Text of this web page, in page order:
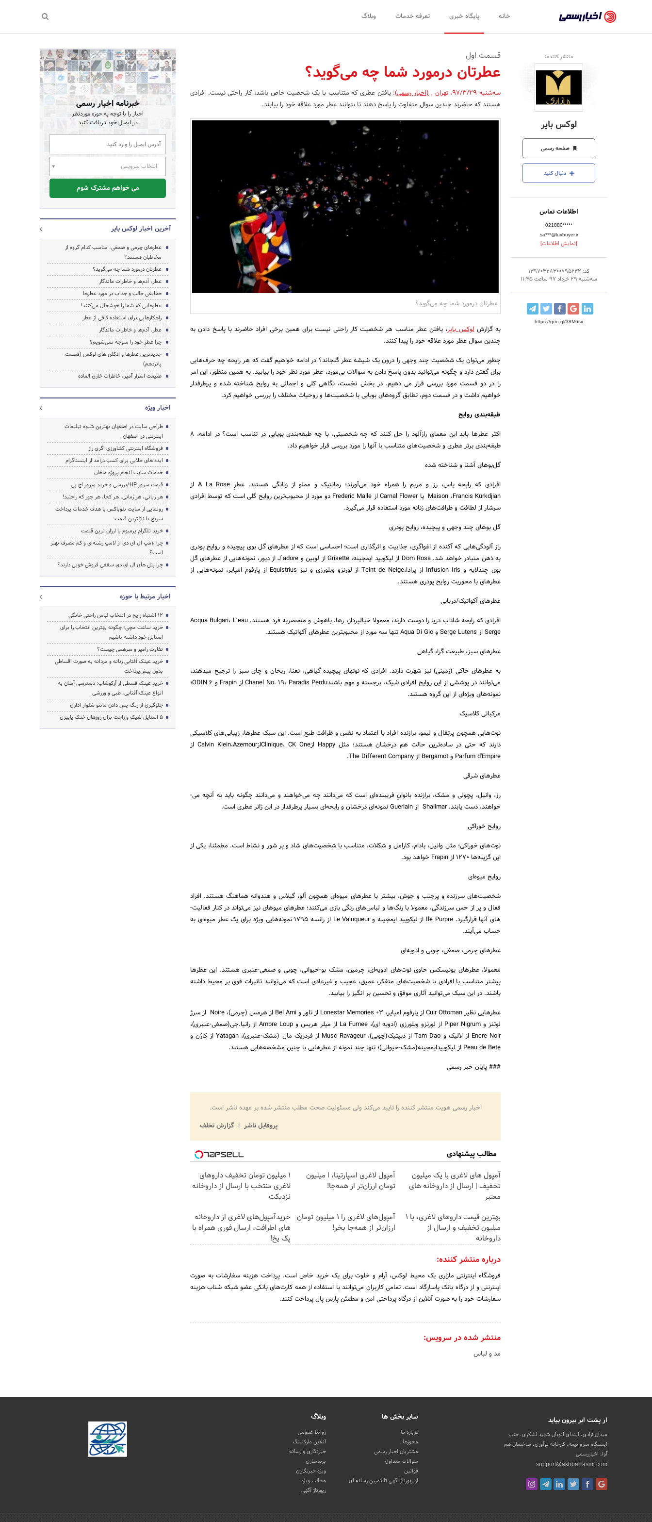
رسمی
-
اخبار
تایید
شده
شرکت‌ها،
سازمان‌ها
و
روابط
عمومی‌ها
خانه پایگاه خبری تعرفه خدمات وبلاگ
جستجو
منتشر کننده:
لوکس بایر
صفحه رسمی
دنبال کنید
اطلاعات تماس
021880*****
sa***@luxbuyer.ir
[نمایش اطلاعات]
کد: 13970328300895632
سه‌شنبه 29 خرداد 97 ساعت 11:35
https://goo.gl/38M6sx
قسمت اول
عطرتان درمورد شما چه می­‌گوید؟
سه‌شنبه 97/3/29 ،تهران ,(اخبار رسمی):یافتن عطری که متناسب با یک شخصیت خاص باشد، کار راحتی نیست. افرادی
هستند که حاضرند چندین سوال متفاوت را پاسخ دهند تا بتوانند عطر مورد علاقه خود را بیابند.
عطرتان درمورد شما چه می­‌گوید؟
به گزارشلوکس بایر، یافتن عطر مناسب هر شخصیت کار راحتی نیست برای همین برخی افراد حاضرند با پاسخ دادن به
چندین سوال عطر مورد علاقه خود را پیدا کنند.
چطور می‌­توان یک شخصیت چند وجهی را درون یک شیشه عطر گنجاند؟ در ادامه خواهیم گفت که هر رایحه چه حرف‌­هایی
برای گفتن دارد و چگونه می‌­توانید بدون پاسخ دادن به سوالات بی­‌مورد، عطر مورد نظر خود را بیابید. به همین منظور، این امر
را در دو قسمت مورد بررسی قرار می دهیم. در بخش نخست، نگاهی کلی و اجمالی به روایح شناخته شده و پرطرفدار
خواهیم داشت و در قسمت دوم، تطابق گروه‌های بویایی با شخصیت‌ها و روحیات مختلف را بررسی خواهیم کرد.
طبقه‌­بندی روایح
اکثر عطرها باید این معمای رازآلود را حل کنند که چه شخصیتی، با چه طبقه‌­بندی بویایی در تناسب است؟ در ادامه، 8
طبقه‌بندی برتر عطری و شخصیت­‌های متناسب با آن­ها را مورد بررسی قرار خواهیم داد.
گل­­‌بوهای آشنا و شناخته شده
افرادی که رایحه یاس، رز و مریم را همراه خود می­‌آورند؛ رمانتیک و مملو از زنانگی هستند. عطرِ A La Rose از
Maison ،Francis Kurkdjian یا Carnal Flower از Frederic Malle دو مورد از محبوب‌­ترین روایح گلی است که توسط افرادی
سرشار از لطافت و ظرافت‌های زنانه مورد استفاده قرار می­‌گیرد.
گل بوهای چند وجهی و پیچیده، روایح پودری
راز آلودگی‌هایی که آکنده از اغواگری، جذابیت و اثرگذاری است؛ احساسی است که از عطرهای گل بوی پیچیده و روایح پودری
به ذهن متبادر خواهد شد. Dom Rosa از لیکویید ایمجینه، Grisette از لوبین و J`adore از دیور، نمونه‌هایی از عطرهای گل
بوی چندلایه و Infusion Iris از پرادا،Teint de Neige از لورنزو ویلورزی و نیز Equistrius از پارفوم امپایر، نمونه‌هایی از
عطرهای با محوریت روایح پودری هستند.
عطرهای آکواتیک/دریایی
افرادی که رایحه شاداب دریا را دوست دارند، معمولا خیال­پرداز، رها، باهوش و منحصربه فرد هستند. Acqua Bulgari، L’eau
Serge از Serge Lutens و Aqua Di Gio تنها سه مورد از محبوب­ترین عطرهای آکواتیک هستند.
عطرهای سبز، طبیعت گرا، گیاهی
به عطرهای خاکی (زمینی) نیز شهرت دارند. افرادی که نوت­های پیچیده گیاهی، نعنا، ریحان و چای سبز را ترجیح می­دهند،
می‌توانند در پوششی از این روایح افرادی شیک، برجسته و مهم باشندChanel No. 19، Paradis Perdu از Frapin و ODIN 6؛
نمونه‌های ویژه‌ای از این گروه هستند.
مرکباتی کلاسیک
نوت‌­هایی همچون پرتقال و لیمو، برازنده افراد با اعتماد به نفس و ظرافت طبع است. این سبک عطرها، زیبایی‌­های کلاسیکی
دارند که حتی در ساده‌­ترین حالت هم درخشان هستند؛ مثل Happy ازClinique، CK OneازCalvin Klein،Azemour از
Parfum d'Empire و Bergamot از The Different Company.
عطرهای شرقی
رز، وانیل، پچولی و مشک، برازنده بانوانِ فریبنده‌­ای است که می‌­دانند چه می­‌خواهند و می­‌دانند چگونه باید به آنچه می‌­
خواهند، دست ­یابند. Shalimar از Guerlain نمونه‌ای درخشان و رایحه‌ای بسیار پرطرفدار در این ژانر عطری است.
روایح خوراکی
نوت­‌های خوراکی؛ مثل وانیل، بادام، کارامل و شکلات، متناسب با شخصیت­‌های شاد و پر شور و نشاط است. مطمئنا، یکی از
این گزینه‌­ها 1270 از Frapin خواهد بود.
روایح میوه‌­ای
شخصیت‌­های سرزنده و پرجنب و جوش، بیشتر با عطرهای میوه‌­ای همچون آلو، گیلاس و هندوانه هماهنگ هستند. افراد
فعال و پر از حس سرزندگی، معمولا با رنگ­‌ها و لباس‌­های رنگی بازی می‌­کنند؛ عطرهای میوه­ای نیز می‌تواند در کنار فعالیت‌­
های آن­ها قرارگیرد. Ile Purpre از لیکویید ایمجینه و Le Vainqueur از رانسه 1795 نمونه‌هایی ویژه برای یک عطر میوه‌ای به
حساب می‌آیند.
عطرهای چرمی، صمغی، چوبی و ادویه‌­ای
معمولا، عطرهای یونیسکس حاوی نوت­‌های ادویه‌­ای، چرمین، مشک بو-حیوانی، چوبی و صمغی-عنبری هستند. این عطرها
بیشتر متناسب با افرادی با شخصیت­‌های متفکر، عمیق، عجیب و غیرعادی است که می­‌توانند تاثیرات قوی بر محیط داشته
باشند. در این سبک می­‌توانید آثاری موفق و تحسین بر انگیز را بیابید.
عطرهایی نظیر Cuir Ottoman از پارفوم امپایر، 03 Lonestar Memories از تاور و Bel Ami از هرمس (چرمی)، Noire از سرژ
لوتنز و Piper Nigrum از لورنزو ویلورزی (ادویه ای)، La Fumee از میلر هریس و Ambre Loup از رانیا.جی(صمغی-عنبری)،
Encre Noir از لالیک و Tam Dao از دیپتیک(چوبی)، Musc Ravageur از فردریک مال (مشک-عنبری)، Yatagan از کارُن و
Peau de Bete از لیکوییدایمجینه(مشک-حیوانی)؛ تنها چند نمونه از عطرهایی با چنین مشخصه‌هایی هستند.
### پایان خبر رسمی
اخبار رسمی هویت منتشر کننده را تایید می‌کند ولی مسئولیت صحت مطلب منتشر شده بر عهده ناشر است.
پروفایل ناشر
گزارش تخلف
مطالب پیشنهادی
آمپول های لاغری با یک میلیون
تخفیف | ارسال از داروخانه های
معتبر
آمپول لاغری اسپارتینا، ا میلیون
تومان ارزان‌تر از همه‌جا!
۱ میلیون تومان تخفیف داروهای
لاغری منتخب با ارسال از داروخانه
نزدیکت
بهترین قیمت داروهای لاغری، با ۱
میلیون تخفیف و ارسال از
داروخانه‌
آمپول‌های لاغری را ۱ میلیون تومان
ارزان‌تر از همه‌جا بخر!
خریدآمپول‌های لاغری از داروخانه
های اطرافت، ارسال فوری همراه با
پک یخ!
درباره منتشر کننده:
فروشگاه اینترنتی مازاری یک محیط لوکس، آرام و خلوت برای یک خرید خاص است. پرداخت هزینه سفارشات به صورت
اینترنتی و از درگاه بانک پاسارگاد است. تمامی کاربران می‌توانند با استفاده از همه کارت‏‌های بانکی عضو شبکه شتاب هزینه
سفارشات خود را به صورت آنلاین از درگاه پرداختی امن و مطمئن پارس پال پرداخت کنند.
منتشر شده در سرویس:
مد و لباس
خبرنامه اخبار رسمی
اخبار را با توجه به حوزه موردنظر
در ایمیل خود دریافت کنید
انتخاب سرویس
می خواهم مشترک شوم
آخرین اخبار لوکس بایر
عطرهای چرمی و صمغی، مناسب کدام گروه از
مخاطبان هستند؟
عطرتان درمورد شما چه می­‌گوید؟
عطر، آدم‌ها و خاطرات ماندگار
حقایقی جالب و جذاب در مورد عطرها
عطرهایی که شما را خوشحال می­‌کنند!
راه­کارهایی برای استفاده کافی از عطر
عطر، آدم­‌ها و خاطرات ماندگار
چرا عطرِ خود را متوجه نمی­‌شویم؟
جدیدترین عطرها و ادکلن های لوکس (قسمت
پانزدهم)
طبیعت اسرار آمیز، خاطرات خارق العاده
اخبار ویژه
طراحی سایت در اصفهان بهترین شیوه تبلیغات
اینترنتی در اصفهان
فروشگاه اینترنتی کشاورزی اگری راز
ایده های طلایی برای کسب درآمد از اینستاگرام
خدمات سایت انجام پروژه ماهان
قیمت سرور HP/بررسی و خرید سرور اچ پی
هر زبانی، هر زمانی، هر کجا، هر جور که راحتید!
رونمایی از سایت بلوباکس با هدف خدمات پرداخت
سریع با نازلترین قیمت
خرید تلگرام پرمیوم با ارزان ترین قیمت
چرا لامپ ال ای دی از لامپ رشته‌ای و کم مصرف بهتر
است؟
چرا پنل های ال ای دی سقفی فروش خوبی دارند؟
اخبار مرتبط با حوزه
۱۲ اشتباه رایج در انتخاب لباس راحتی خانگی
خرید ساعت مچی؛ چگونه بهترین انتخاب را برای
استایل خود داشته باشیم
تفاوت رامپر و سرهمی چیست؟
خرید عینک آفتابی زنانه و مردانه به صورت اقساطی
بدون پیش‌پرداخت
خرید عینک قسطی از آرکوشاپ: دسترسی آسان به
انواع عینک آفتابی، طبی و ورزشی
جلوگیری از رنگ پس دادن مانتو شلوار اداری
۵ استایل شیک و راحت برای روزهای خنک پاییزی
از پشت ابر بیرون بیاید
میدان آزادی، ابتدای اتوبان شهید لشکری، جنب
ایستگاه مترو بیمه، کارخانه نوآوری، ساختمان هم
آوا، اخباررسمی
support@akhbarrasmi.com
سایر بخش ها
درباره ما
مجوزها
مشتریان اخبار رسمی
سوالات متداول
قوانین
از رپورتاژ آگهی تا کمپین رسانه ای
وبلاگ
روابط عمومی
آنلاین مارکتینگ
خبرنگاری و رسانه
برندسازی
ویژه خبرنگاران
مطالب ویژه
رپورتاژ آگهی